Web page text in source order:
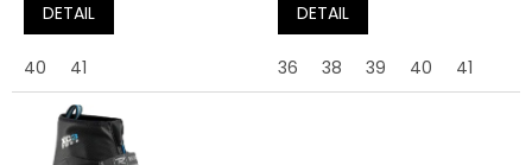
DETAIL
40 41
DETAIL
36 38 39 40 41